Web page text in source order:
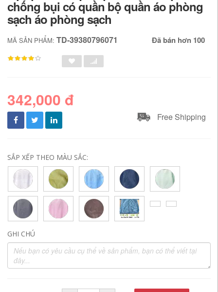
chống bụi có quần bộ quần áo phòng
sạch áo phòng sạch
MÃ SẢN PHẨM: TD-39380796071 Đã bán hơn 100
342,000 đ
Free Shipping
SẮP XẾP THEO MÀU SẮC:
GHI CHÚ